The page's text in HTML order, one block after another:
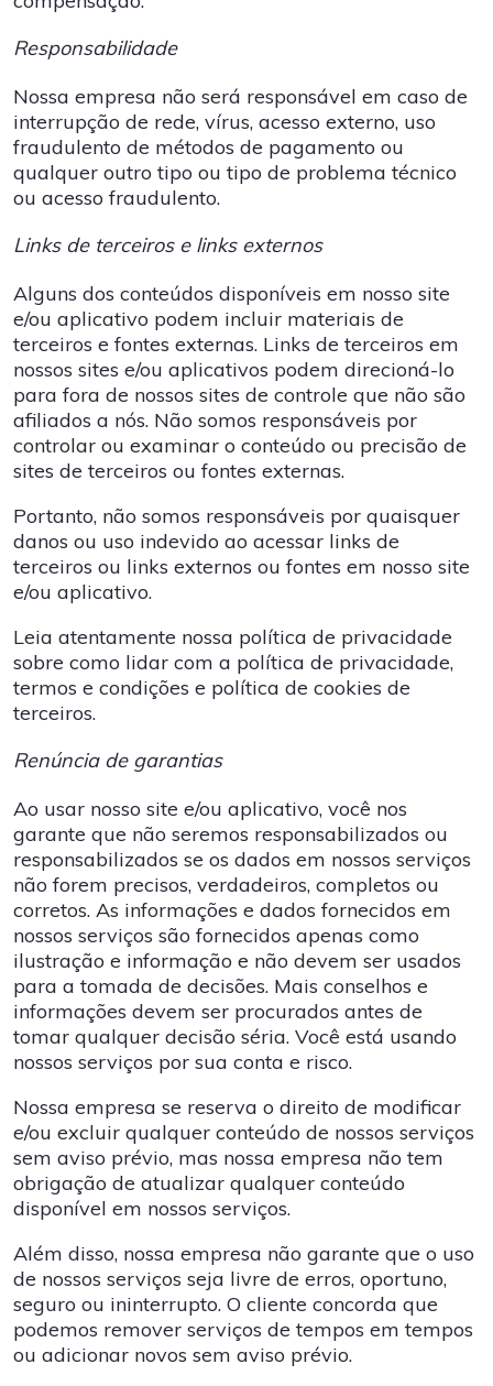
Responsabilidade
Nossa empresa não será responsável em caso de
interrupção de rede, vírus, acesso externo, uso
fraudulento de métodos de pagamento ou
qualquer outro tipo ou tipo de problema técnico
ou acesso fraudulento.
Links de terceiros e links externos
Alguns dos conteúdos disponíveis em nosso site
e/ou aplicativo podem incluir materiais de
terceiros e fontes externas. Links de terceiros em
nossos sites e/ou aplicativos podem direcioná-lo
para fora de nossos sites de controle que não são
afiliados a nós. Não somos responsáveis ​​por
controlar ou examinar o conteúdo ou precisão de
sites de terceiros ou fontes externas.
Portanto, não somos responsáveis ​​por quaisquer
danos ou uso indevido ao acessar links de
terceiros ou links externos ou fontes em nosso site
e/ou aplicativo.
Leia atentamente nossa política de privacidade
sobre como lidar com a política de privacidade,
termos e condições e política de cookies de
terceiros.
Renúncia de garantias
Ao usar nosso site e/ou aplicativo, você nos
garante que não seremos responsabilizados ou
responsabilizados se os dados em nossos serviços
não forem precisos, verdadeiros, completos ou
corretos. As informações e dados fornecidos em
nossos serviços são fornecidos apenas como
ilustração e informação e não devem ser usados ​​
para a tomada de decisões. Mais conselhos e
informações devem ser procurados antes de
tomar qualquer decisão séria. Você está usando
nossos serviços por sua conta e risco.
Nossa empresa se reserva o direito de modificar
e/ou excluir qualquer conteúdo de nossos serviços
sem aviso prévio, mas nossa empresa não tem
obrigação de atualizar qualquer conteúdo
disponível em nossos serviços.
Além disso, nossa empresa não garante que o uso
de nossos serviços seja livre de erros, oportuno,
seguro ou ininterrupto. O cliente concorda que
podemos remover serviços de tempos em tempos
ou adicionar novos sem aviso prévio.